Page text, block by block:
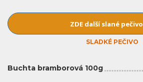
ZDE další slané pečivo
SLADKÉ PEČIVO
Buchta bramborová 100g